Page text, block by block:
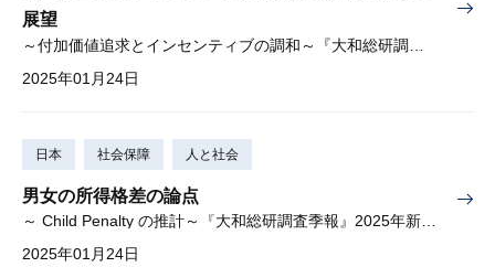
展望
2025年01月24日
日本 社会保障 人と社会
男女の所得格差の論点
～ Child Penalty の推計～『大和総研調査季報』2025年新春号（Vol.57）掲載
2025年01月24日